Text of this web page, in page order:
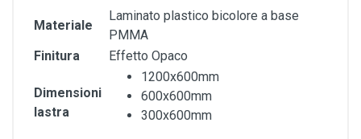
Materiale
Laminato plastico bicolore a base
PMMA
Finitura
Effetto Opaco
Dimensioni
lastra
1200x600mm
600x600mm
300x600mm